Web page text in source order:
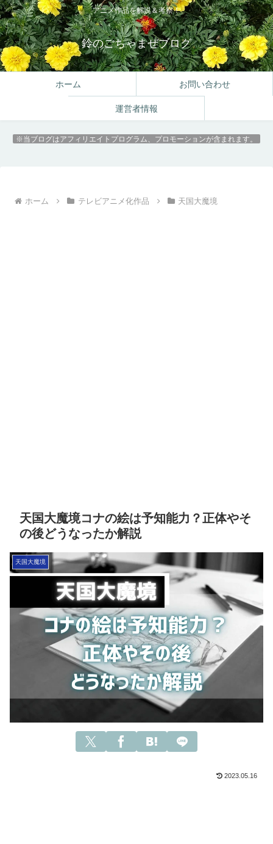
アニメ作品を解説＆考察！
鈴のごちゃまぜブログ
ホーム お問い合わせ
運営者情報
※当ブログはアフィリエイトプログラム、プロモーションが含まれます。
ホーム テレビアニメ化作品 天国大魔境
天国大魔境コナの絵は予知能力？正体やそ
の後どうなったか解説
天国大魔境
2023.05.16